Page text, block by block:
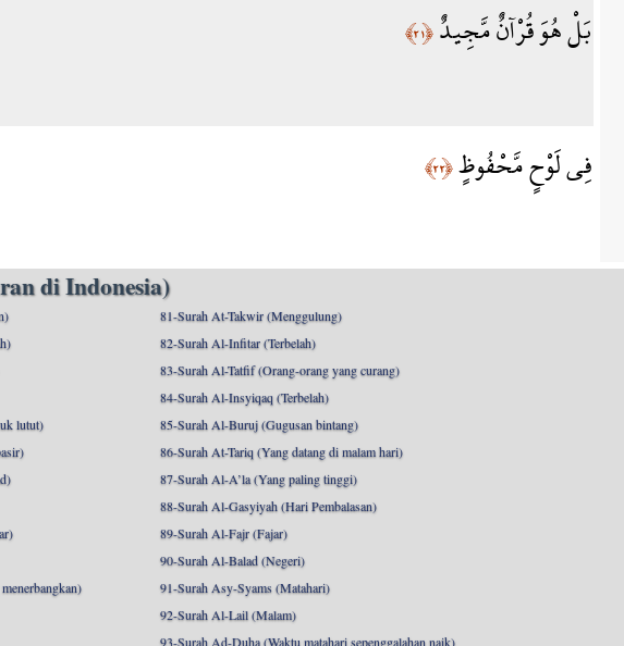
بَلْ هُوَ قُرْآنٌ مَّجِيدٌ﴿٢١﴾
فِي لَوْحٍ مَّحْفُوظٍ﴿٢٢﴾
di Indonesia)
lutut)
81-Surah At-Takwir (Menggulung)
82-Surah Al-Infitar (Terbelah)
83-Surah Al-Tatfif (Orang-orang yang curang)
84-Surah Al-Insyiqaq (Terbelah)
85-Surah Al-Buruj (Gugusan bintang)
86-Surah At-Tariq (Yang datang di malam hari)
87-Surah Al-A’la (Yang paling tinggi)
88-Surah Al-Gasyiyah (Hari Pembalasan)
89-Surah Al-Fajr (Fajar)
90-Surah Al-Balad (Negeri)
91-Surah Asy-Syams (Matahari)
92-Surah Al-Lail (Malam)
93-Surah Ad-Duha (Waktu matahari sepenggalahan naik)